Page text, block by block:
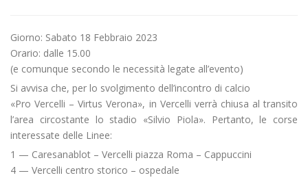
Giorno: Sabato 18 Febbraio 2023
Orario: dalle 15.00
(e comunque secondo le necessità legate all’evento)
Si avvisa che, per lo svolgimento dell’incontro di calcio
«Pro Vercelli – Virtus Verona», in Vercelli verrà chiusa al transito
l’area circostante lo stadio «Silvio Piola». Pertanto, le corse
interessate delle Linee:
1 — Caresanablot – Vercelli piazza Roma – Cappuccini
4 — Vercelli centro storico – ospedale